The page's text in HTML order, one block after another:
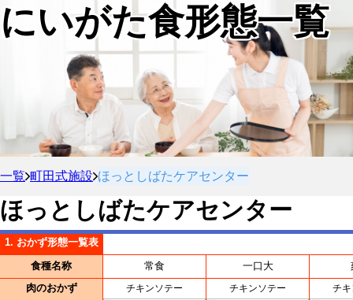
にいがた食形態一覧
一覧 町田式施設 ほっとしばたケアセンター
ほっとしばたケアセンター